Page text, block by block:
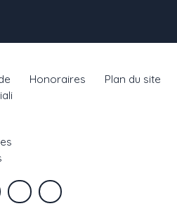
Honoraires Plan du site